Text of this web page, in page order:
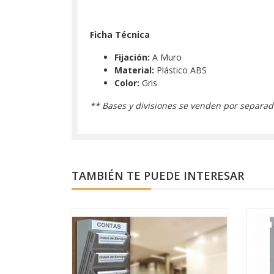
Ficha Técnica
Fijación: A Muro
Material: Plástico ABS
Color: Gris
** Bases y divisiones se venden por
TAMBIÉN TE PUEDE INTERESAR